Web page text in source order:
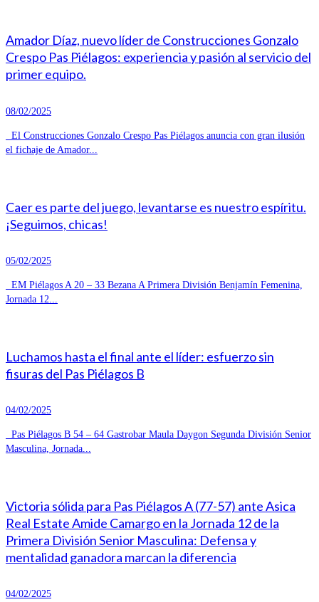
Amador Díaz, nuevo líder de Construcciones Gonzalo
Crespo Pas Piélagos: experiencia y pasión al servicio del
primer equipo.
08/02/2025
El Construcciones Gonzalo Crespo Pas Piélagos anuncia con gran ilusión
el fichaje de Amador...
Caer es parte del juego, levantarse es nuestro espíritu.
¡Seguimos, chicas!
05/02/2025
EM Piélagos A 20 – 33 Bezana A Primera División Benjamín Femenina,
Jornada 12...
Luchamos hasta el final ante el líder: esfuerzo sin
fisuras del Pas Piélagos B
04/02/2025
Pas Piélagos B 54 – 64 Gastrobar Maula Daygon Segunda División Senior
Masculina, Jornada...
Victoria sólida para Pas Piélagos A (77-57) ante Asica
Real Estate Amide Camargo en la Jornada 12 de la
Primera División Senior Masculina: Defensa y
mentalidad ganadora marcan la diferencia
04/02/2025